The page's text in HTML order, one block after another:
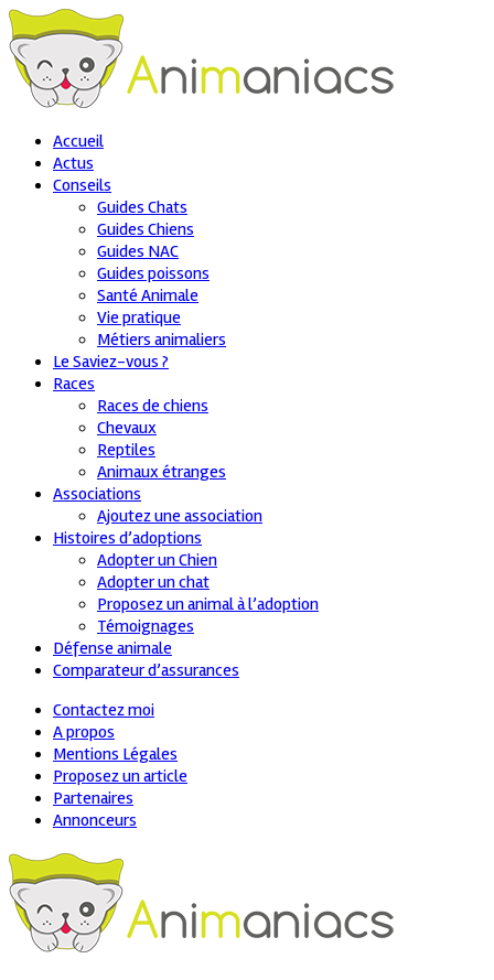
Accueil
Actus
Conseils
Guides Chats
Guides Chiens
Guides NAC
Guides poissons
Santé Animale
Vie pratique
Métiers animaliers
Le Saviez-vous ?
Races
Races de chiens
Chevaux
Reptiles
Animaux étranges
Associations
Ajoutez une association
Histoires d’adoptions
Adopter un Chien
Adopter un chat
Proposez un animal à l’adoption
Témoignages
Défense animale
Comparateur d’assurances
Contactez moi
A propos
Mentions Légales
Proposez un article
Partenaires
Annonceurs